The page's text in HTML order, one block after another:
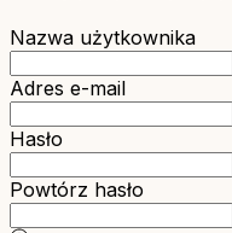
Nazwa użytkownika
Adres e-mail
Hasło
Powtórz hasło